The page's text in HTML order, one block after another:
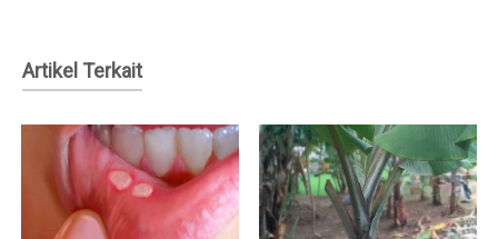
Artikel Terkait